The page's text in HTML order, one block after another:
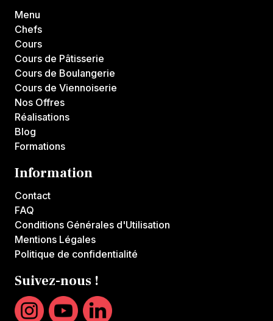
Menu
Chefs
Cours
Cours de Pâtisserie
Cours de Boulangerie
Cours de Viennoiserie
Nos Offres
Réalisations
Blog
Formations
Information
Contact
FAQ
Conditions Générales d'Utilisation
Mentions Légales
Politique de confidentialité
Suivez-nous !